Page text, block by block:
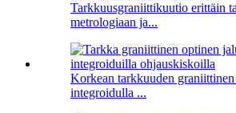
Tarkkuusgraniittikuutio erittäin
metrologiaan ja...
Korkean tarkkuuden
integroidulla ...